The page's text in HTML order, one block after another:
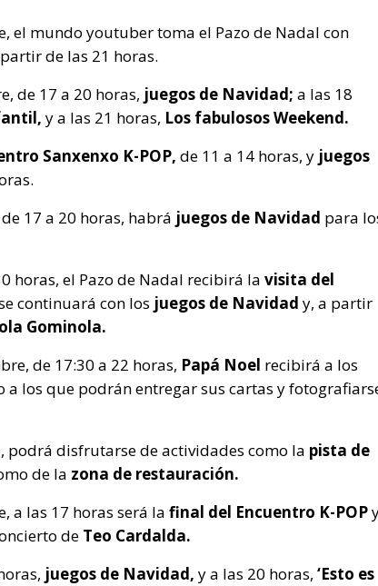
el mundo youtuber toma el Pazo de Nadal con
de las 21 horas.
de 17 a 20 horas, juegos de Navidad; a las 18
y a las 21 horas, Los fabulosos Weekend.
Sanxenxo K-POP, de 11 a 14 horas, y juegos
17 a 20 horas, habrá juegos de Navidad para
horas, el Pazo de Nadal recibirá la visita del
continuará con los juegos de Navidad y, a partir
Gominola.
de 17:30 a 22 horas, Papá Noel recibirá a los
a los que podrán entregar sus cartas y
podrá disfrutarse de actividades como la pista de
de la zona de restauración.
a las 17 horas será la final del Encuentro K-POP
de Teo Cardalda.
juegos de Navidad, y a las 20 horas, ‘Esto es